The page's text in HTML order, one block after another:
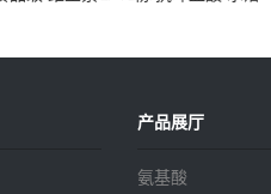
产品展厅
氨基酸